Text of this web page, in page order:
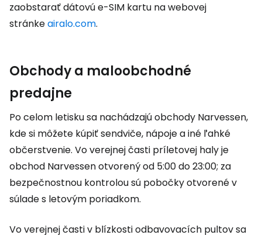
zaobstarať dátovú e-SIM kartu na webovej
stránkeairalo.com.
Obchody a maloobchodné
predajne
Po celom letisku sa nachádzajú obchody Narvessen,
kde si môžete kúpiť sendviče, nápoje a iné ľahké
občerstvenie. Vo verejnej časti príletovej haly je
obchod Narvessen otvorený od 5:00 do 23:00; za
bezpečnostnou kontrolou sú pobočky otvorené v
súlade s letovým poriadkom.
Vo verejnej časti v blízkosti odbavovacích pultov sa